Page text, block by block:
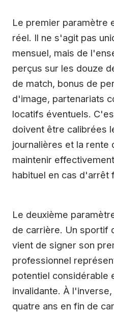
Le premier paramètre
réel. Il ne s'agit pas
mensuel, mais de
perçus sur les douze
de match, bonus de
d'image, partenariats
locatifs éventuels.
doivent être calibrées
journalières et la rente
maintenir
habituel en cas d'arrêt
Le deuxième
de carrière. Un sportif
vient de signer son
professionnel
potentiel considérable
invalidante. À
quatre ans en fin de